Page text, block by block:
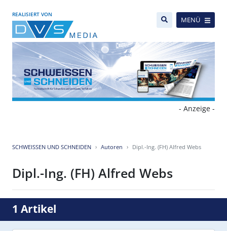
REALISIERT VON
MENÜ
- Anzeige -
SCHWEISSEN UND SCHNEIDEN Autoren Dipl.-Ing. (FH) Alfred Webs
Dipl.-Ing. (FH) Alfred Webs
1 Artikel